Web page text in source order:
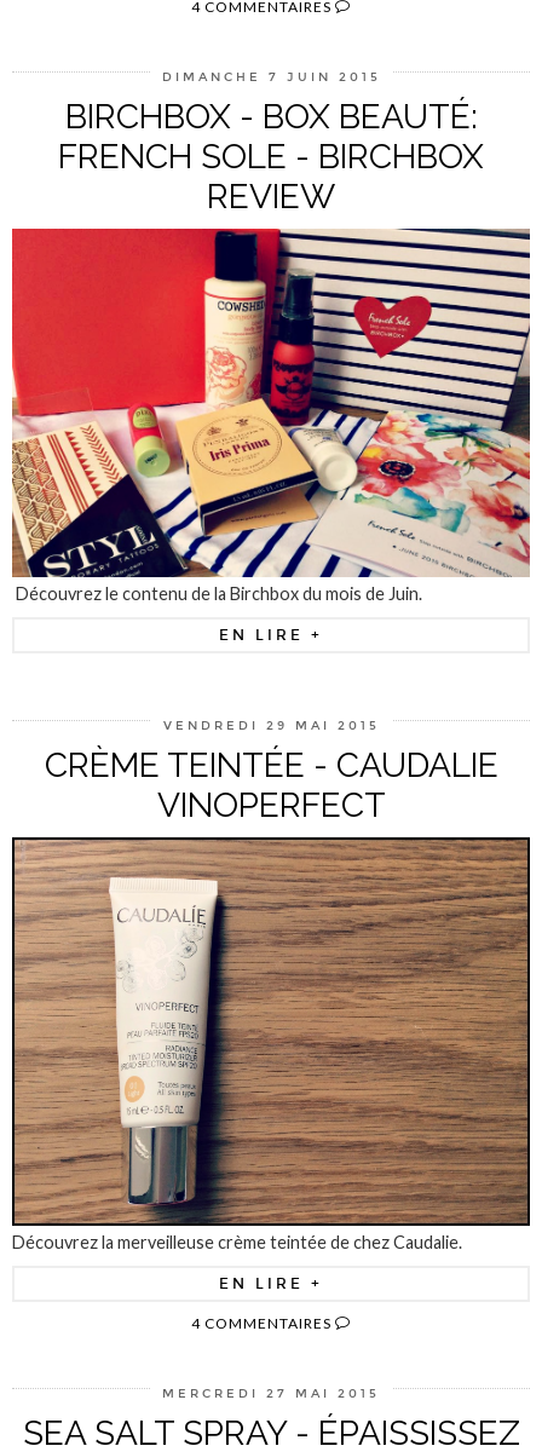
4 COMMENTAIRES
DIMANCHE 7 JUIN 2015
BIRCHBOX - BOX BEAUTÉ:
FRENCH SOLE - BIRCHBOX
REVIEW
Découvrez le contenu de la Birchbox du mois de Juin.
EN LIRE +
VENDREDI 29 MAI 2015
CRÈME TEINTÉE - CAUDALIE
VINOPERFECT
Découvrez la merveilleuse crème teintée de chez Caudalie.
EN LIRE +
4 COMMENTAIRES
MERCREDI 27 MAI 2015
SEA SALT SPRAY - ÉPAISSISSEZ